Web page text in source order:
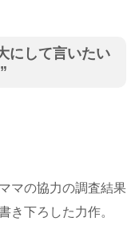
にして言いたい
マの協力の調査結果
き下ろした力作。